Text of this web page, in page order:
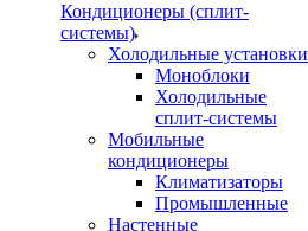
Кондиционеры (сплит-
системы)
Холодильные установки
Моноблоки
Холодильные
сплит-системы
Мобильные
кондиционеры
Климатизаторы
Промышленные
Настенные